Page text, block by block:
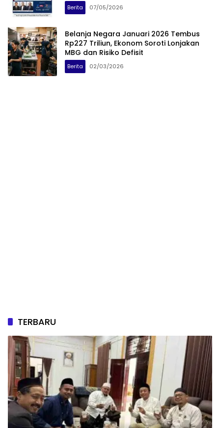
Berita 07/05/2026
Belanja Negara Januari 2026 Tembus
Rp227 Triliun, Ekonom Soroti Lonjakan
MBG dan Risiko Defisit
Berita 02/03/2026
TERBARU